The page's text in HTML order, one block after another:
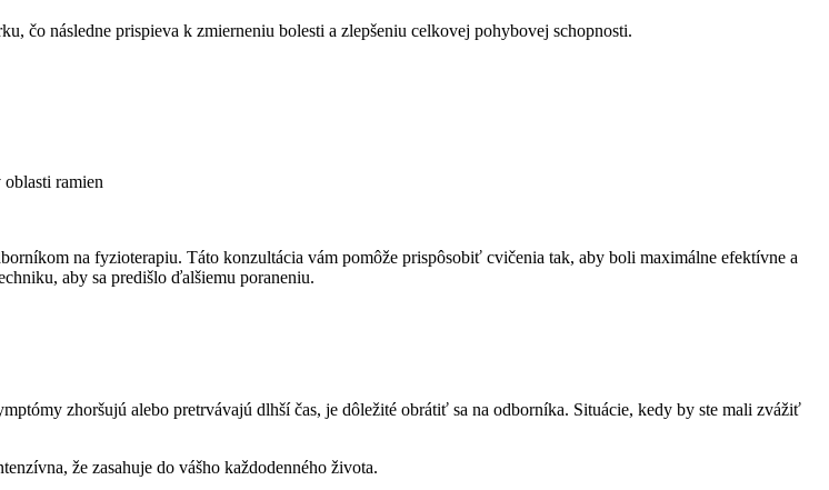
čo následne prispieva k zmierneniu bolesti a zlepšeniu celkovej‍ pohybovej schopnosti.
​ramien
na fyzioterapiu. Táto konzultácia vám pomôže ⁣prispôsobiť ⁣cvičenia tak, aby boli⁤ maximálne⁣ efektívne ‍a
aby‍ sa​ predišlo ďalšiemu ‍poraneniu.
zhoršujú alebo ‌pretrvávajú dlhší čas, ⁣je dôležité obrátiť​ sa na odborníka. Situácie, kedy by ste mali zvážiť
že zasahuje do⁤ vášho každodenného života.